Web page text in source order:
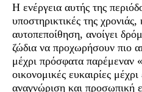
Η ενέργεια αυτής της
υποστηρικτικές της
αυτοπεποίθηση, ανοίγει
ζώδια να προχωρήσουν πιο
μέχρι πρόσφατα παρέμεναν
οικονομικές ευκαιρίες
αναγνώριση και προσωπική